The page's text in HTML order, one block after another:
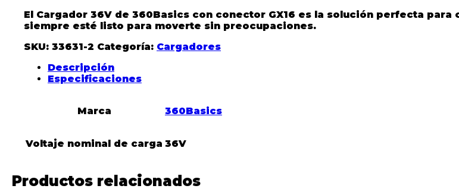
El Cargador 36V de 360Basics con conector GX16 es la solución perfecta para
siempre esté listo para moverte sin preocupaciones.
SKU: 33631-2 Categoría: Cargadores
Descripción
Especificaciones
Marca 360Basics
Voltaje nominal de carga 36V
Productos relacionados